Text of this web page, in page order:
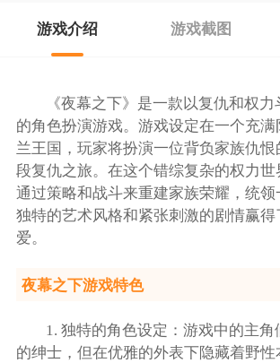
游戏介绍 游戏截图
《夜幕之下》是一款以复仇和权
的角色扮演游戏。游戏设定在一个充
兰王国，玩家将扮演一位背负家族仇
段复仇之旅。在这个错综复杂的权力
通过策略和战斗来重建家族荣耀，统
独特的艺术风格和紧张刺激的剧情赢
爱。
夜幕之下游戏特色
1. 独特的角色设定：游戏中的主角
的绅士，但在优雅的外表下隐藏着野性